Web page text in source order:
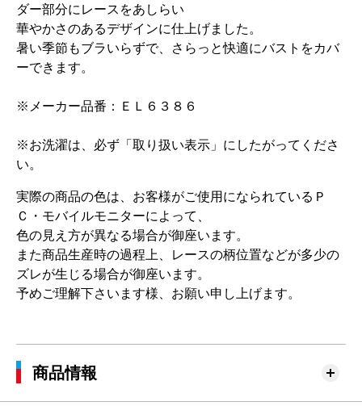
ダー部分にレースをあしらい
華やかさのあるデザインに仕上げました。
暑い季節もブラいらずで、さらっと快適にバストをカバ
ーできます。
※メーカー品番：ＥＬ６３８６
※お洗濯は、必ず「取り扱い表示」にしたがってくださ
い。
実際の商品の色は、お客様がご使用になられているＰ
Ｃ・モバイルモニターによって、
色の見え方が異なる場合が御座います。
また商品生産時の過程上、レースの柄位置などが多少の
ズレが生じる場合が御座います。
予めご理解下さいます様、お願い申し上げます。
商品情報